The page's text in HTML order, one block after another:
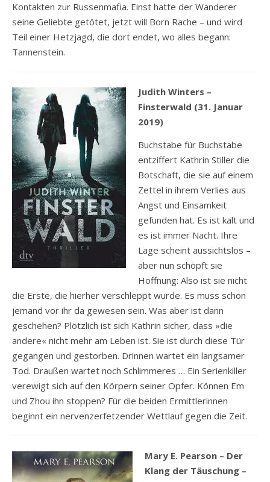
Kontakten zur Russenmafia. Einst hatte der Wanderer
seine Geliebte getötet, jetzt will Born Rache – und wird
Teil einer Hetzjagd, die dort endet, wo alles begann:
Tannenstein.
Judith Winters –
Finsterwald (31. Januar
2019)
Buchstabe für Buchstabe
entziffert Kathrin Stiller die
Botschaft, die sie auf einem
Zettel in ihrem Verlies aus
Angst und Einsamkeit
gefunden hat. Es ist kalt und
es ist immer Nacht. Ihre
Lage scheint aussichtslos –
aber nun schöpft sie
Hoffnung: Also ist sie nicht
die Erste, die hierher verschleppt wurde. Es muss schon
jemand vor ihr da gewesen sein. Was aber ist dann
geschehen? Plötzlich ist sich Kathrin sicher, dass »die
andere« nicht mehr am Leben ist. Sie ist durch diese Tür
gegangen und gestorben. Drinnen wartet ein langsamer
Tod. Draußen wartet noch Schlimmeres … Ein Serienkiller
verewigt sich auf den Körpern seiner Opfer. Können Em
und Zhou ihn stoppen? Für die beiden Ermittlerinnen
beginnt ein nervenzerfetzender Wettlauf gegen die Zeit.
Mary E. Pearson – Der
Klang der Täuschung –